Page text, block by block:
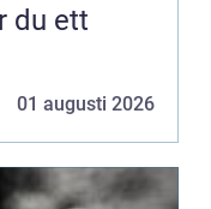
01 augusti 2026